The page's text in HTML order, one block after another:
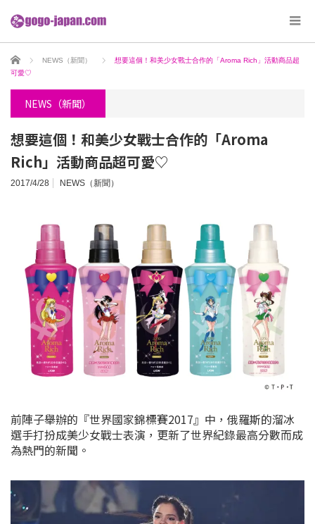
ホーム NEWS（新聞）
想要這個！和美少女戰士合作的「Aroma Rich」活動商品超
可愛♡
NEWS（新聞）
想要這個！和美少女戰士合作的「Aroma
Rich」活動商品超可愛♡
2017/4/28 NEWS（新聞）
前陣子舉辦的『世界國家錦標賽2017』中，俄羅斯的溜冰
選手打扮成美少女戰士表演，更新了世界紀錄最高分數而成
為熱門的新聞。